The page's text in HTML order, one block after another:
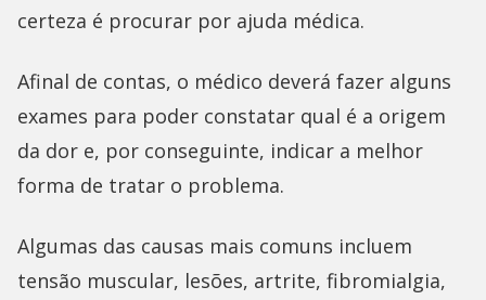
certeza é procurar por ajuda médica.
Afinal de contas, o médico deverá fazer alguns
exames para poder constatar qual é a origem
da dor e, por conseguinte, indicar a melhor
forma de tratar o problema.
Algumas das causas mais comuns incluem
tensão muscular, lesões, artrite, fibromialgia,